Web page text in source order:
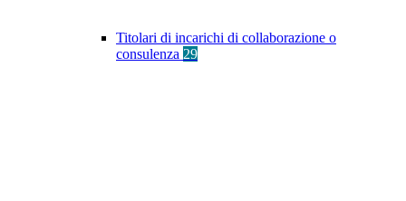
Titolari di incarichi di collaborazione o
consulenza 29